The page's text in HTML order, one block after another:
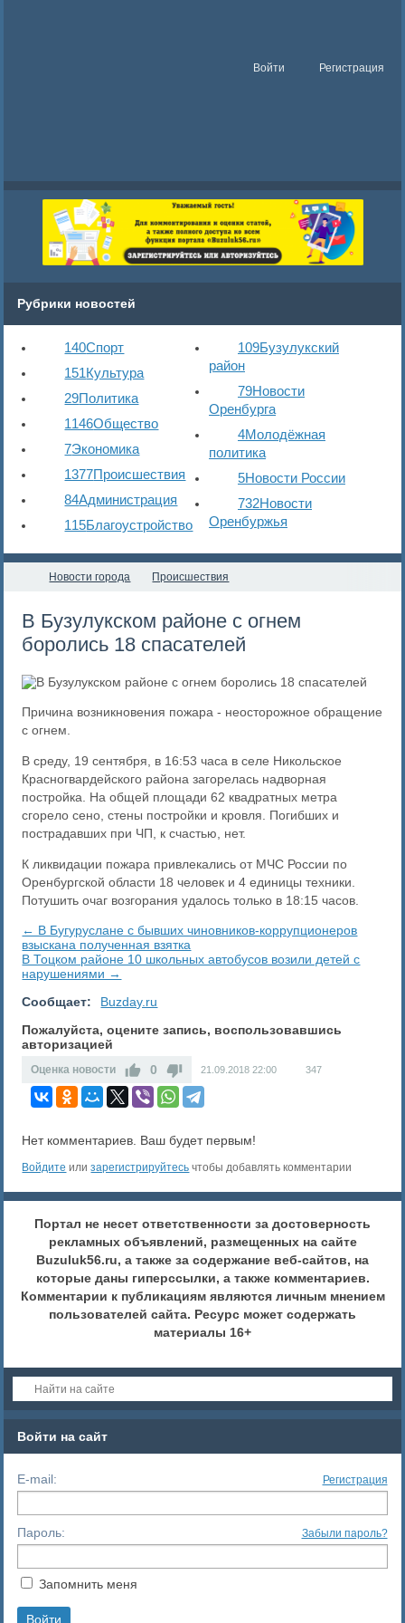
Войти Регистрация
Рубрики новостей
140Спорт
151Культура
29Политика
1146Общество
7Экономика
1377Происшествия
84Администрация
115Благоустройство
109Бузулукский
район
79Новости
Оренбурга
4Молодёжная
политика
5Новости России
732Новости
Оренбуржья
Новости города Происшествия
В Бузулукском районе с огнем
боролись 18 спасателей
Причина возникновения пожара - неосторожное обращение
с огнем.
В среду, 19 сентября, в 16:53 часа в селе Никольское
Красногвардейского района загорелась надворная
постройка. На общей площади 62 квадратных метра
сгорело сено, стены постройки и кровля. Погибших и
пострадавших при ЧП, к счастью, нет.
К ликвидации пожара привлекались от МЧС России по
Оренбургской области 18 человек и 4 единицы техники.
Потушить очаг возгорания удалось только в 18:15 часов.
← В Бугуруслане с бывших чиновников-коррупционеров
взыскана полученная взятка
В Тоцком районе 10 школьных автобусов возили детей с
нарушениями →
Сообщает:
Buzday.ru
Пожалуйста, оцените запись, воспользовавшись
авторизацией
Оценка новости 0 21.09.2018 22:00 347
Нет комментариев. Ваш будет первым!
Войдите илизарегистрируйтесь чтобы добавлять комментарии
Портал не несет ответственности за достоверность
рекламных объявлений, размещенных на сайте
Buzuluk56.ru, а также за содержание веб-сайтов, на
которые даны гиперссылки, а также комментариев.
Комментарии к публикациям являются личным мнением
пользователей сайта. Ресурс может содержать
материалы 16+
Войти на сайт
E-mail: Регистрация
Пароль: Забыли пароль?
Запомнить меня